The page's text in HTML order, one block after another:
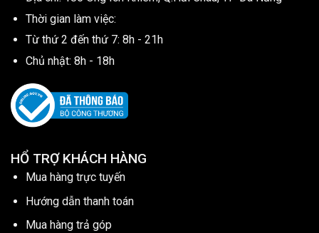
Thời gian làm việc:
Từ thứ 2 đến thứ 7: 8h - 21h
Chủ nhật: 8h - 18h
HỔ TRỢ KHÁCH HÀNG
Mua hàng trực tuyến
Hướng dẫn thanh toán
Mua hàng trả góp